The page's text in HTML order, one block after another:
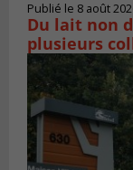
Publié le 8 août
Du lait non
plusieurs